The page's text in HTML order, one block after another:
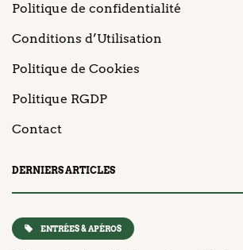
Politique de confidentialité
Conditions d’Utilisation
Politique de Cookies
Politique RGDP
Contact
DERNIERS ARTICLES
ENTRÉES & APÉROS